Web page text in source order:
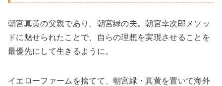
朝宮真黄の父親であり、朝宮緑の夫。朝宮幸次郎メソッ
ドに魅せられたことで、自らの理想を実現させることを
最優先にして生きるように。
イエローファームを捨てて、朝宮緑・真黄を置いて海外